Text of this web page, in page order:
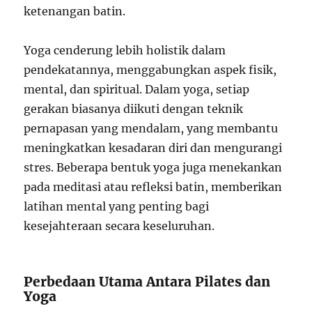
ketenangan batin.
Yoga cenderung lebih holistik dalam
pendekatannya, menggabungkan aspek fisik,
mental, dan spiritual. Dalam yoga, setiap
gerakan biasanya diikuti dengan teknik
pernapasan yang mendalam, yang membantu
meningkatkan kesadaran diri dan mengurangi
stres. Beberapa bentuk yoga juga menekankan
pada meditasi atau refleksi batin, memberikan
latihan mental yang penting bagi
kesejahteraan secara keseluruhan.
Perbedaan Utama Antara Pilates dan
Yoga